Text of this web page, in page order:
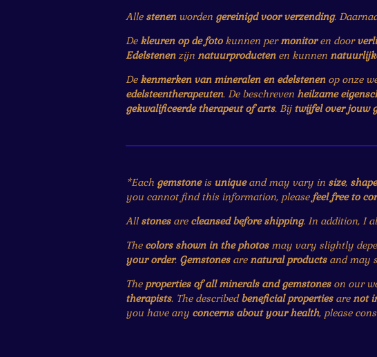
Alle stenenworden gereinigd voor verzending.
Dekleuren op de fotokunnen permonitoren door
Edelstenenzijn natuurproductenen kunnen
Dekenmerken van mineralen en edelstenenop onze
edelsteentherapeuten. De beschreven heilzame
gekwalificeerde therapeut of arts. Bijtwijfel over jouw
*Each gemstoneis uniqueand may vary in size, shape
you cannot find this information, please feel free to
Allstonesare cleansed before shipping. In addition, I
The colors shown in the photosmay vary slightly
your order. Gemstonesarenatural productsand may
The properties of all minerals and gemstoneson our
therapists. The describedbeneficial propertiesarenot
you have any concerns about your health, please